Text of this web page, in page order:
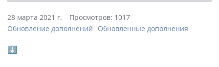
28 марта 2021 г.
Просмотров: 1017
Обновление дополнений
Обновленные дополнения
⬇